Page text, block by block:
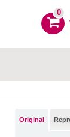
0
Original